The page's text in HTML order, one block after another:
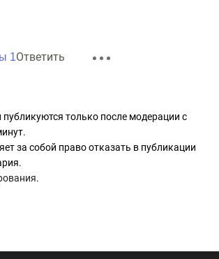
1Ответить
только после модерации с
за собой право отказать в публикации
.